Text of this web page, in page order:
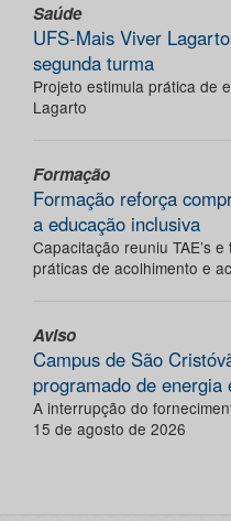
Saúde
UFS-Mais Viver
segunda turma
Projeto estimula prática de
Lagarto
Formação
Formação reforça
a educação inclusiva
Capacitação reuniu TAE’s
práticas de acolhimento e
Aviso
Campus de São
programado de energia
A interrupção do
15 de agosto de 2026